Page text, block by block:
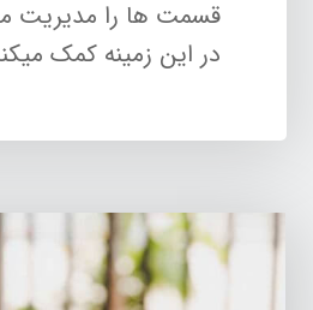
قسمت ها را مدیریت
در این زمینه کمک